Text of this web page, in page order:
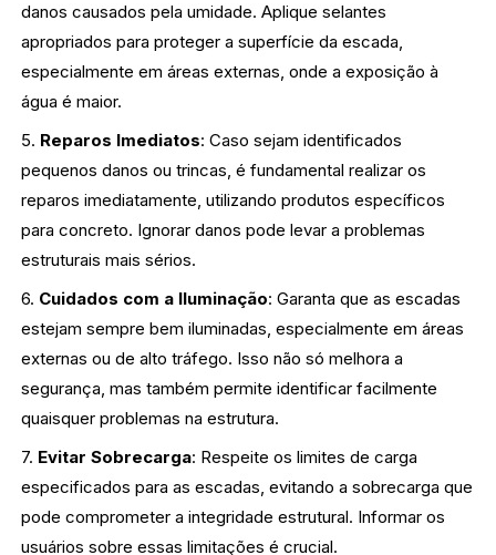
danos causados pela umidade. Aplique selantes
apropriados para proteger a superfície da escada,
especialmente em áreas externas, onde a exposição à
água é maior.
5. Reparos Imediatos: Caso sejam identificados
pequenos danos ou trincas, é fundamental realizar os
reparos imediatamente, utilizando produtos específicos
para concreto. Ignorar danos pode levar a problemas
estruturais mais sérios.
6. Cuidados com a Iluminação: Garanta que as escadas
estejam sempre bem iluminadas, especialmente em áreas
externas ou de alto tráfego. Isso não só melhora a
segurança, mas também permite identificar facilmente
quaisquer problemas na estrutura.
7. Evitar Sobrecarga: Respeite os limites de carga
especificados para as escadas, evitando a sobrecarga que
pode comprometer a integridade estrutural. Informar os
usuários sobre essas limitações é crucial.